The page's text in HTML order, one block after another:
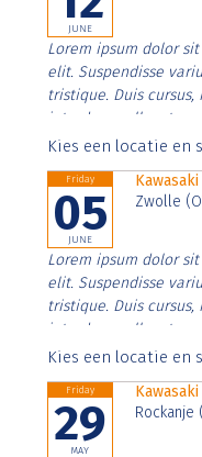
JUNE
Lorem ipsum dolor
elit. Suspendisse
tristique. Duis
interdum nulla, ut
Aenean faucibus
Kies een locatie
Friday
05
JUNE
Zwolle
Lorem ipsum dolor
elit. Suspendisse
tristique. Duis
interdum nulla, ut
Aenean faucibus
Kies een locatie
Friday
29
MAY
Rockanje